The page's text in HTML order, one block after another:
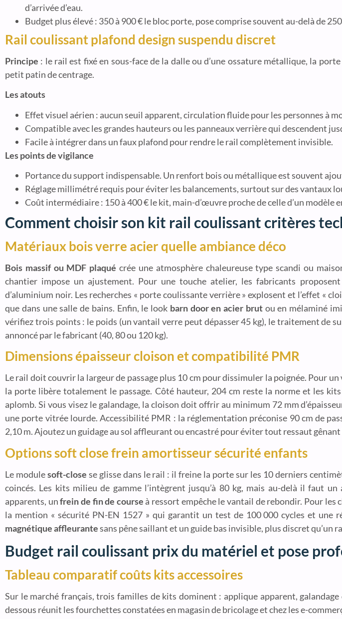
d’arrivée d’eau.
Budget plus élevé : 350 à 900 € le bloc porte, pose comprise souvent au-delà de
Rail coulissant plafond design suspendu discret
Principe : le rail est fixé en sous-face de la dalle ou d’une ossature métallique, la
petit patin de centrage.
Les atouts
Effet visuel aérien : aucun seuil apparent, circulation fluide pour les personnes à
Compatible avec les grandes hauteurs ou les panneaux verrière qui descendent
Facile à intégrer dans un faux plafond pour rendre le rail complètement invisible.
Les points de vigilance
Portance du support indispensable. Un renfort bois ou métallique est souvent
Réglage millimétré requis pour éviter les balancements, surtout sur des vantaux
Coût intermédiaire : 150 à 400 € le kit, main-d’œuvre proche de celle d’un modèle
Comment choisir son kit rail coulissant critères
Matériaux bois verre acier quelle ambiance déco
Bois massif ou MDF plaqué crée une atmosphère chaleureuse type scandi ou
chantier impose un ajustement. Pour une touche atelier, les fabricants
d’aluminium noir. Les recherches « porte coulissante verrière » explosent et l’effet «
que dans une salle de bains. Enfin, le look barn door en acier brutou en mélaminé
vérifiez trois points : le poids (un vantail verre peut dépasser 45 kg), le traitement de
annoncé par le fabricant (40, 80 ou 120 kg).
Dimensions épaisseur cloison et compatibilité PMR
Le rail doit couvrir la largeur de passage plus 10 cm pour dissimuler la poignée. Pour
la porte libère totalement le passage. Côté hauteur, 204 cm reste la norme et les
aplomb. Si vous visez le galandage, la cloison doit offrir au minimum 72 mm
une porte vitrée lourde. Accessibilité PMR : la réglementation préconise 90 cm de
2,10 m. Ajoutez un guidage au sol affleurant ou encastré pour éviter tout ressaut
Options soft close frein amortisseur sécurité enfants
Le modulesoft-close se glisse dans le rail : il freine la porte sur les 10 derniers
coincés. Les kits milieu de gamme l’intègrent jusqu’à 80 kg, mais au-delà il faut
apparents, unfrein de fin de course à ressort empêche le vantail de rebondir. Pour les
la mention « sécurité PN-EN 1527 » qui garantit un test de 100 000 cycles et une
magnétique affleurantesans pêne saillant et un guide bas invisible, plus discret qu’un
Budget rail coulissant prix du matériel et pose
Tableau comparatif coûts kits accessoires
Sur le marché français, trois familles de kits dominent : applique apparent,
dessous réunit les fourchettes constatées en magasin de bricolage et chez les e-